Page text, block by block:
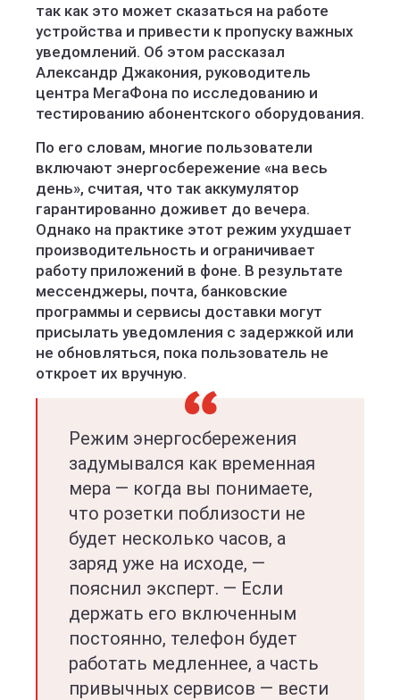
так как это может сказаться на работе
устройства и привести к пропуску важных
уведомлений. Об этом рассказал
Александр Джакония, руководитель
центра МегаФона по исследованию и
тестированию абонентского оборудования.
По его словам, многие пользователи
включают энергосбережение «на весь
день», считая, что так аккумулятор
гарантированно доживет до вечера.
Однако на практике этот режим ухудшает
производительность и ограничивает
работу приложений в фоне. В результате
мессенджеры, почта, банковские
программы и сервисы доставки могут
присылать уведомления с задержкой или
не обновляться, пока пользователь не
откроет их вручную.
Режим энергосбережения
задумывался как временная
мера — когда вы понимаете,
что розетки поблизости не
будет несколько часов, а
заряд уже на исходе, —
пояснил эксперт. — Если
держать его включенным
постоянно, телефон будет
работать медленнее, а часть
привычных сервисов — вести